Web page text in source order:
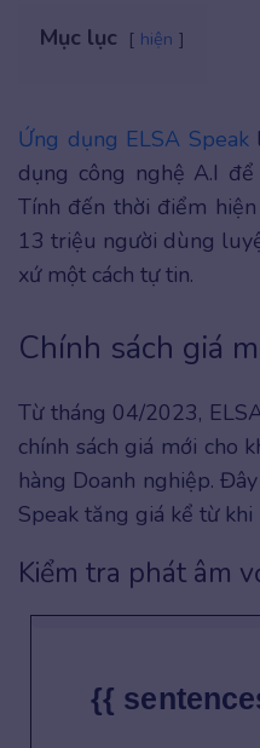
Mục lục hiện
Ứng dụng ELSA Speak
dụng công nghệ A.I
Tính đến thời điểm
13 triệu người dùng
xứ một cách tự tin.
Chính sách giá
Từ tháng 04/2023,
chính sách giá mới cho
hàng Doanh nghiệp.
Speak tăng giá kể từ
Kiểm tra phát âm
{{